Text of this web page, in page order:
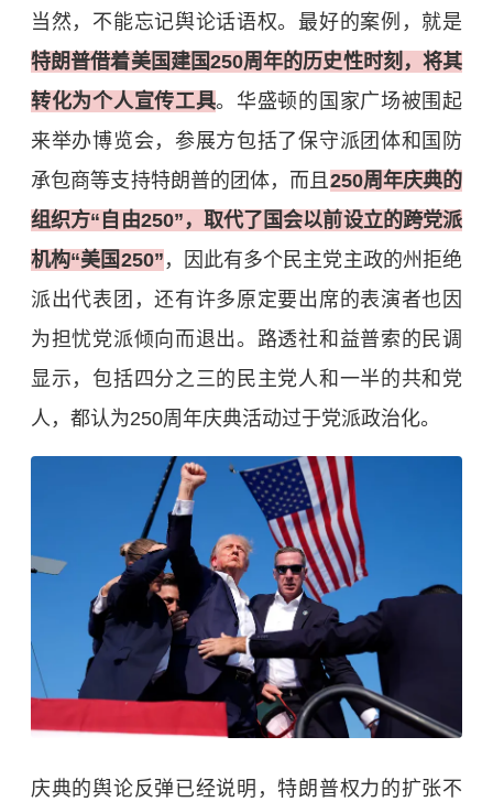
当然，不能忘记舆论话语权。最好的案例，就是
特朗普借着美国建国250周年的历史性时刻，将其
转化为个人宣传工具。华盛顿的国家广场被围起
来举办博览会，参展方包括了保守派团体和国防
承包商等支持特朗普的团体，而且250周年庆典的
组织方“自由250”，取代了国会以前设立的跨党派
机构“美国250” ，因此有多个民主党主政的州拒绝
派出代表团，还有许多原定要出席的表演者也因
为担忧党派倾向而退出。路透社和益普索的民调
显示，包括四分之三的民主党人和一半的共和党
人，都认为250周年庆典活动过于党派政治化。
庆典的舆论反弹已经说明，特朗普权力的扩张不